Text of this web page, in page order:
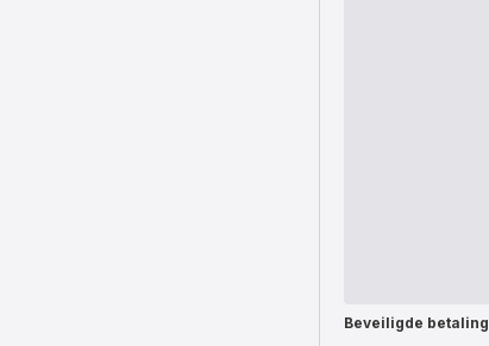
Beveiligde betaling